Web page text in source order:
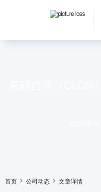
首页 公司动态 文章详情